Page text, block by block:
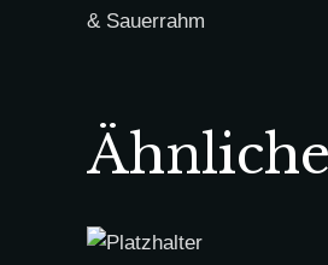
& Sauerrahm